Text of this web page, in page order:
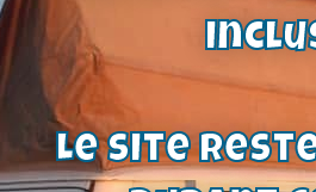
Voir le
Le site